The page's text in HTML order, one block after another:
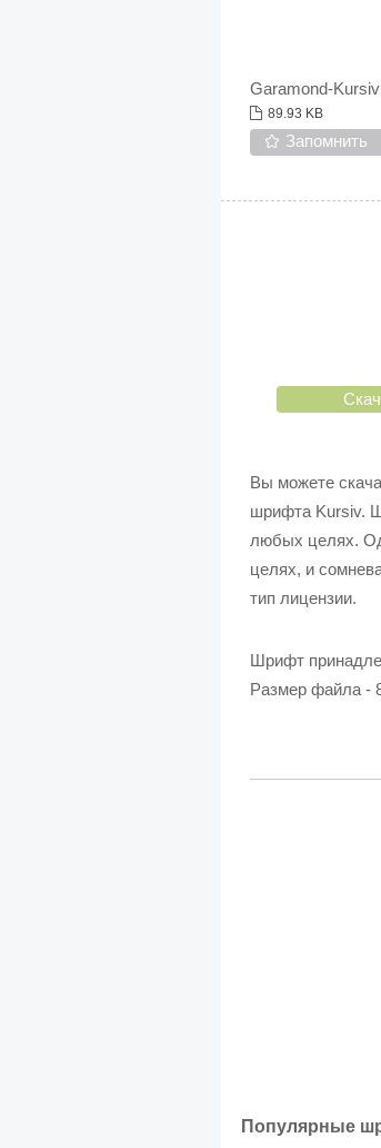
Garamond-Kursiv
89.93 KB
Запомнить
Вы можете
шрифта Kursiv.
любых целях.
целях, и
тип лицензии.
Шрифт
Размер файла -
Популярные